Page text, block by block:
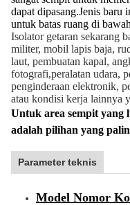
dapat dipasang.Jenis baru
untuk batas ruang di
Isolator getaran sekarang
militer, mobil lapis baja,
laut, pembuatan kapal,
fotografi,peralatan udara,
penginderaan elektronik,
atau kondisi kerja lainnya
Untuk area sempit yang
adalah pilihan yang
Parameter teknis
Model Nomor